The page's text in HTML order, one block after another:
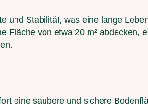
und Stabilität, was eine lange
Fläche von etwa 20 m² abdecken,
eine saubere und sichere